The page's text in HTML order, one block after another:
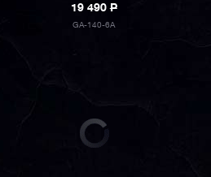
19 490P
GA-140-6A